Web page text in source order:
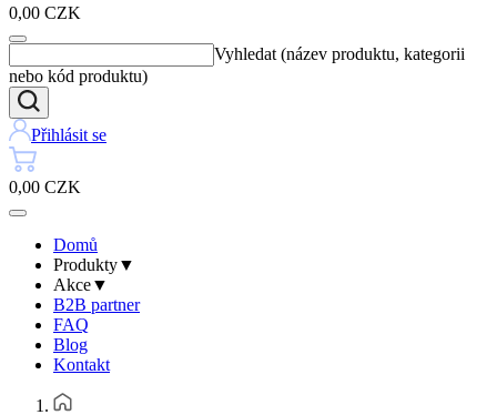
0,00 CZK
Vyhledat (název produktu, kategorii
nebo kód produktu)
Přihlásit se
0,00 CZK
Domů
Produkty▼
Akce▼
B2B partner
FAQ
Blog
Kontakt